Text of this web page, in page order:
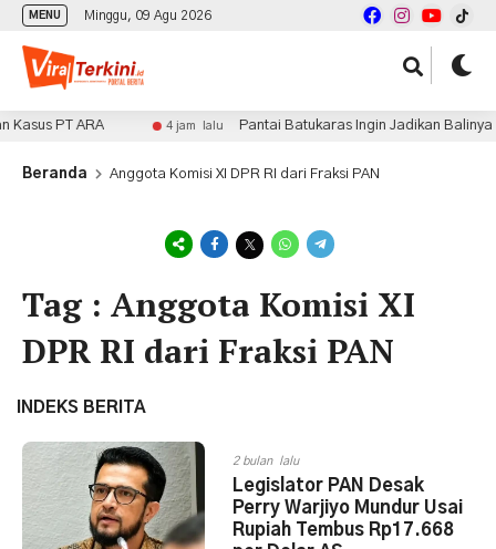
MENU Minggu, 09 Agu 2026
PT ARA 4 jam lalu Pantai Batukaras Ingin Jadikan Balinya
Beranda Anggota Komisi XI DPR RI dari Fraksi PAN
Tag : Anggota Komisi XI
DPR RI dari Fraksi PAN
INDEKS BERITA
2 bulan lalu
Legislator PAN Desak
Perry Warjiyo Mundur Usai
Rupiah Tembus Rp17.668